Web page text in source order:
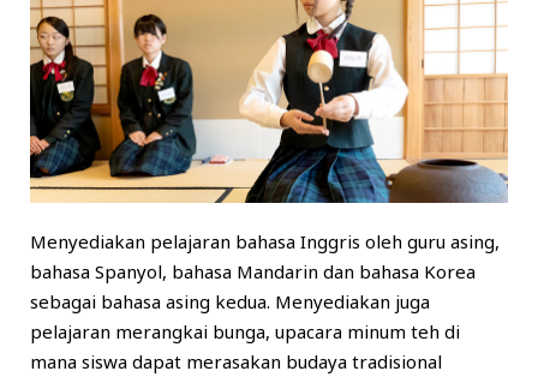
Menyediakan pelajaran bahasa Inggris oleh guru asing,
bahasa Spanyol, bahasa Mandarin dan bahasa Korea
sebagai bahasa asing kedua. Menyediakan juga
pelajaran merangkai bunga, upacara minum teh di
mana siswa dapat merasakan budaya tradisional